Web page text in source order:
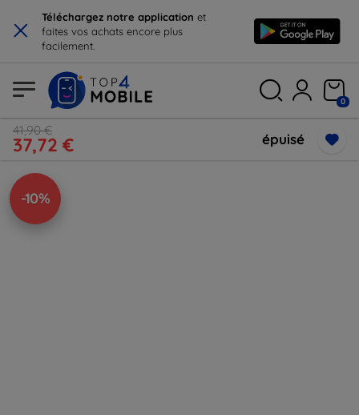
× Téléchargez notre application et
faites vos achats encore plus
facilement.
0
41,90 €
37,72 € épuisé
-10%